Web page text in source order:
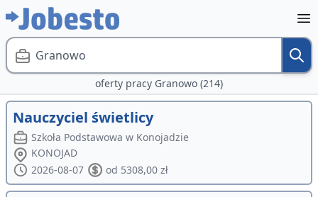
Granowo
oferty pracy Granowo (214)
Nauczyciel świetlicy
Szkoła Podstawowa w Konojadzie
KONOJAD
2026-08-07
od 5308,00 zł